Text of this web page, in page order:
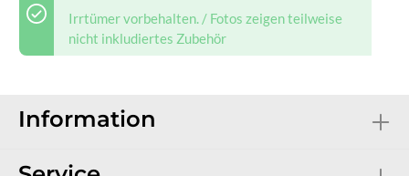
Irrtümer vorbehalten. / Fotos zeigen teilweise
nicht inkludiertes Zubehör
Information